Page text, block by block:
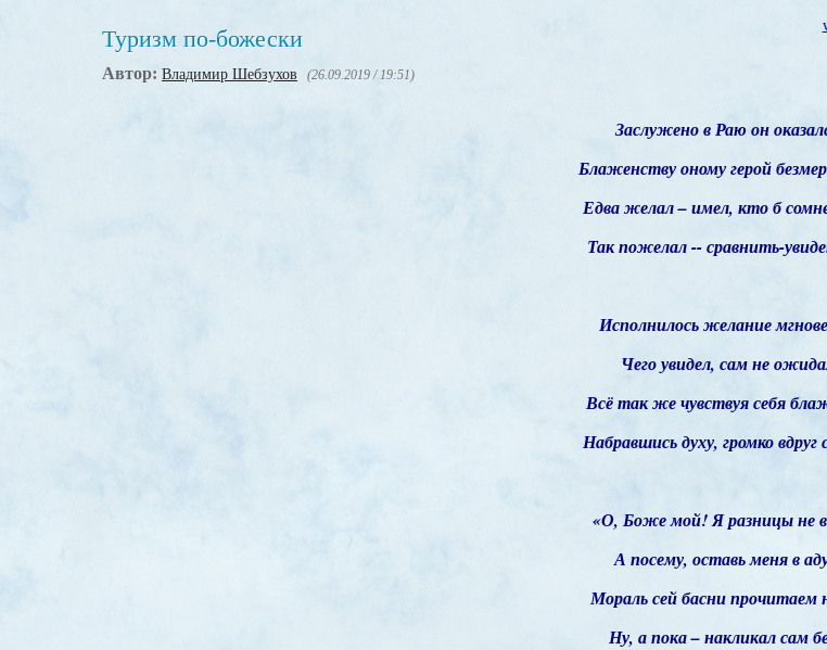
Туризм по-божески
Автор: Владимир Шебзухов (26.09.2019 / 19:51)
Заслужено в Раю он
Блаженству оному герой
Едва желал – имел, кто б
Так пожелал -- сравнить-
Исполнилось желание
Чего увидел, сам не
Всё так же чувствуя себя
Набравшись духу, громко вдруг
«О, Боже мой! Я разницы не
А посему, оставь меня в
Мораль сей басни прочитаем
Ну, а пока – накликал сам